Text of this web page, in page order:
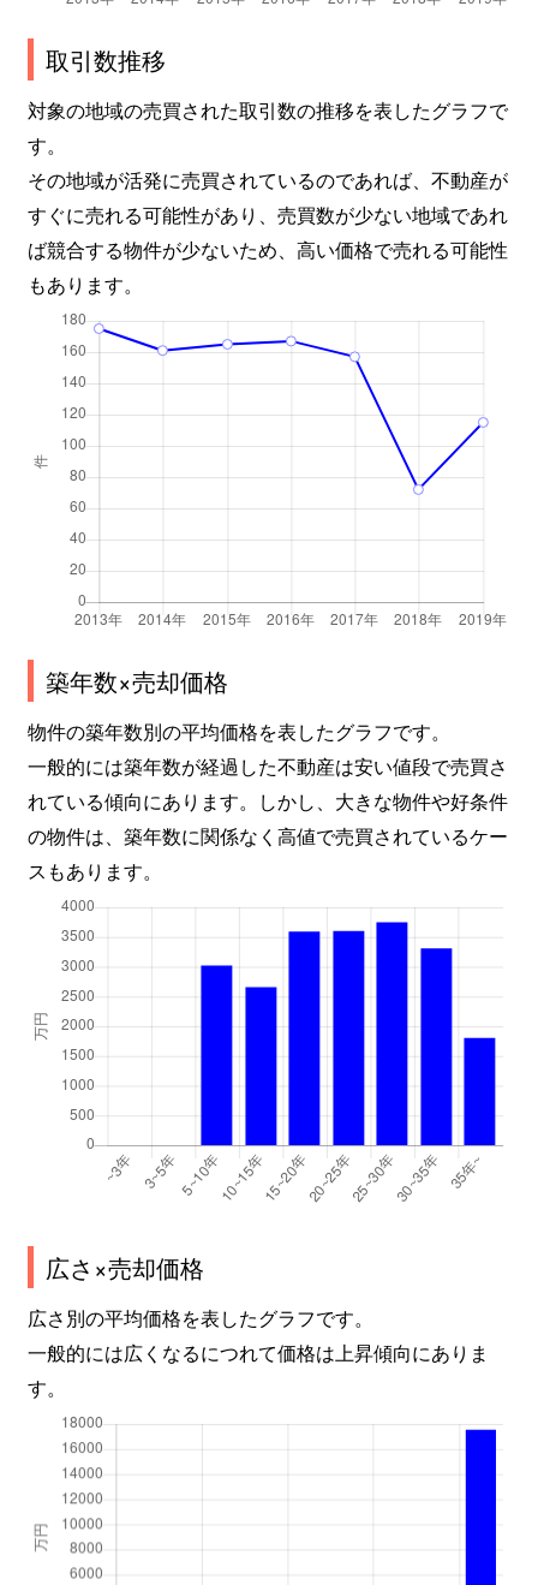
取引数推移
対象の地域の売買された取引数の推移を表したグラフで
す。
その地域が活発に売買されているのであれば、不動産が
すぐに売れる可能性があり、売買数が少ない地域であれ
ば競合する物件が少ないため、高い価格で売れる可能性
もあります。
築年数×売却価格
物件の築年数別の平均価格を表したグラフです。
一般的には築年数が経過した不動産は安い値段で売買さ
れている傾向にあります。しかし、大きな物件や好条件
の物件は、築年数に関係なく高値で売買されているケー
スもあります。
広さ×売却価格
広さ別の平均価格を表したグラフです。
一般的には広くなるにつれて価格は上昇傾向にありま
す。